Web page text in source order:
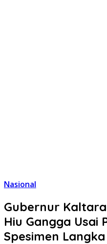
Nasional
Gubernur
Hiu Gangga Usai
Spesimen